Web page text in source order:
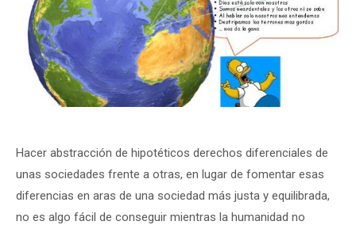
Hacer abstracción de hipotéticos derechos diferenciales de
unas sociedades frente a otras, en lugar de fomentar esas
diferencias en aras de una sociedad más justa y equilibrada,
no es algo fácil de conseguir mientras la humanidad no